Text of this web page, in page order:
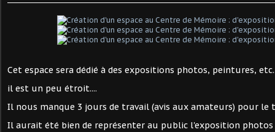
Cet espace sera dédié à des expositions photos, peintures,
il est un peu étroit....
Il nous manque 3 jours de travail (avis aux amateurs) pour le
Il aurait été bien de représenter au public l'exposition photos